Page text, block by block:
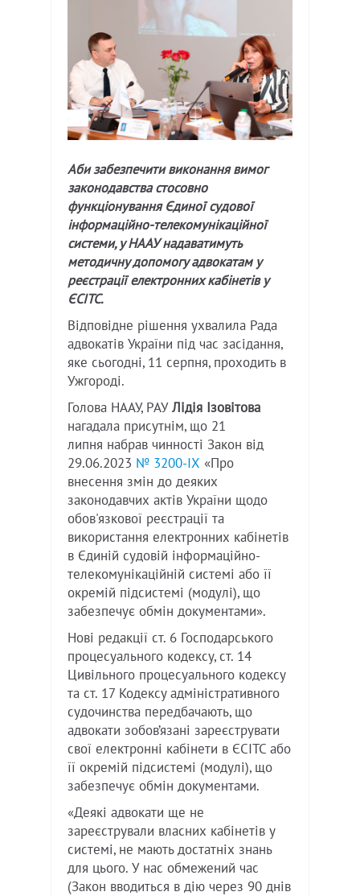
Аби забезпечити виконання вимог
законодавства стосовно
функціонування Єдиної судової
інформаційно-телекомунікаційної
системи, у НААУ надаватимуть
методичну допомогу адвокатам у
реєстрації електронних кабінетів у
ЄСІТС.
Відповідне рішення ухвалила Рада
адвокатів України під час засідання,
яке сьогодні, 11 серпня, проходить в
Ужгороді.
Голова НААУ, РАУ Лідія Ізовітова
нагадала присутнім, що 21
липня набрав чинності Закон від
29.06.2023 № 3200-IX «Про
внесення змін до деяких
законодавчих актів України щодо
обов'язкової реєстрації та
використання електронних кабінетів
в Єдиній судовій інформаційно-
телекомунікаційній системі або її
окремій підсистемі (модулі), що
забезпечує обмін документами».
Нові редакції ст. 6 Господарського
процесуального кодексу, ст. 14
Цивільного процесуального кодексу
та ст. 17 Кодексу адміністративного
судочинства передбачають, що
адвокати зобов’язані зареєструвати
свої електронні кабінети в ЄСІТС або
її окремій підсистемі (модулі), що
забезпечує обмін документами.
«Деякі адвокати ще не
зареєстрували власних кабінетів у
системі, не мають достатніх знань
для цього. У нас обмежений час
(Закон вводиться в дію через 90 днів